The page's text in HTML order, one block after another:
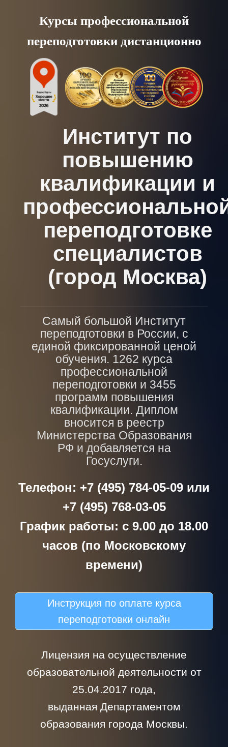
content
Курсы профессиональной
переподготовки дистанционно
Институт по
повышению
квалификации и
переподготовке
специалистов
(город Москва)
Самый большой Институт
переподготовки в России, с
единой фиксированной ценой
обучения. 1262 курса
профессиональной
переподготовки и 3455
программ повышения
квалификации. Диплом
вносится в реестр
Министерства Образования
РФ и добавляется на
Госуслуги.
Телефон: +7 (495) 784-05-09 или
+7 (495) 768-03-05
График работы: с 9.00 до 18.00
часов (по Московскому
времени)
Инструкция по оплате курса
переподготовки онлайн
Лицензия на осуществление
образовательной деятельности от
25.04.2017 года,
выданная Департаментом
образования города Москвы.